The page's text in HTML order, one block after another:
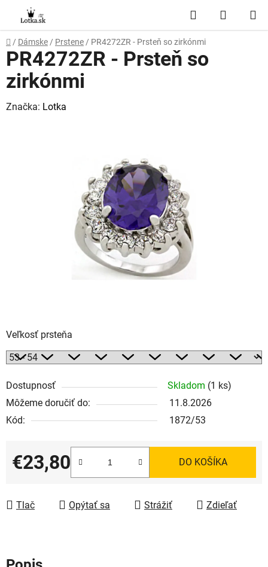
obsah
Hľadať
KOŠÍK
Domov
/ Dámske / Prstene / PR4272ZR - Prsteň so zirkónmi
Veľkosť prsteňa
Dostupnosť Skladom (1 ks)
Môžeme doručiť do:
11.8.2026
Kód:
1872/53
€23,80
Jednotková cena:
DO KOŠÍKA
Tlač Opýtať sa Strážiť Zdieľať
PR4272ZR - Prsteň so
zirkónmi
Značka: Lotka